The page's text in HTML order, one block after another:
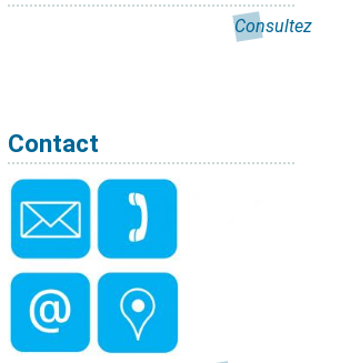
Consultez
Contact